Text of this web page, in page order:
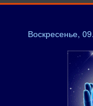
Воскресенье,